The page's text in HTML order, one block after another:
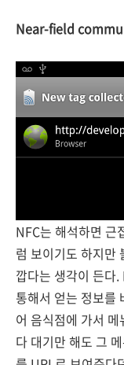
Near-field
NFC는 해석하면 근
럼 보이기도 하지만
깝다는 생각이 든다
통해서 얻는 정보를
어 음식점에 가서
다 대기만 해도 그